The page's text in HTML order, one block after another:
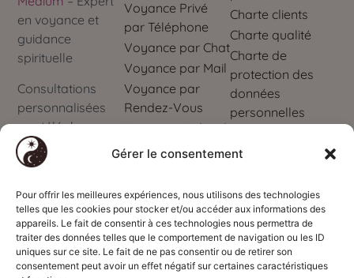
Gérer le consentement
Pour offrir les meilleures expériences, nous utilisons des technologies
telles que les cookies pour stocker et/ou accéder aux informations des
appareils. Le fait de consentir à ces technologies nous permettra de
traiter des données telles que le comportement de navigation ou les ID
uniques sur ce site. Le fait de ne pas consentir ou de retirer son
consentement peut avoir un effet négatif sur certaines caractéristiques
en voyance et
guidance
spirituelle
Consultations
personnalisées
par téléphone,
chat ou mail
réponses 7j/7 et
24h/24
Service
téléphonique
Voyance Privé
par Téléphone
Voyance par Chat
Voyance par Mail
Voyance par
Rendez-Vous
Voyance Audiotel
Charte clients
Charte qualité
Charte de
protection des
données
personnelles
personnelles